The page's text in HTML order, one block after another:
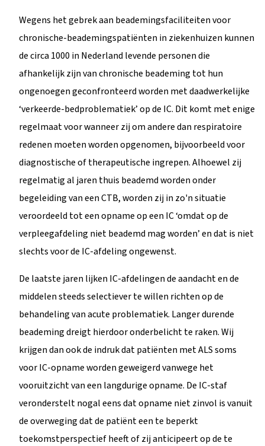
Wegens het gebrek aan beademingsfaciliteiten voor
chronische-beademingspatiënten in ziekenhuizen kunnen
de circa 1000 in Nederland levende personen die
afhankelijk zijn van chronische beademing tot hun
ongenoegen geconfronteerd worden met daadwerkelijke
‘verkeerde-bedproblematiek’ op de IC. Dit komt met enige
regelmaat voor wanneer zij om andere dan respiratoire
redenen moeten worden opgenomen, bijvoorbeeld voor
diagnostische of therapeutische ingrepen. Alhoewel zij
regelmatig al jaren thuis beademd worden onder
begeleiding van een CTB, worden zij in zo'n situatie
veroordeeld tot een opname op een IC ‘omdat op de
verpleegafdeling niet beademd mag worden’ en dat is niet
slechts voor de IC-afdeling ongewenst.
De laatste jaren lijken IC-afdelingen de aandacht en de
middelen steeds selectiever te willen richten op de
behandeling van acute problematiek. Langer durende
beademing dreigt hierdoor onderbelicht te raken. Wij
krijgen dan ook de indruk dat patiënten met ALS soms
voor IC-opname worden geweigerd vanwege het
vooruitzicht van een langdurige opname. De IC-staf
veronderstelt nogal eens dat opname niet zinvol is vanuit
de overweging dat de patiënt een te beperkt
toekomstperspectief heeft of zij anticipeert op de te